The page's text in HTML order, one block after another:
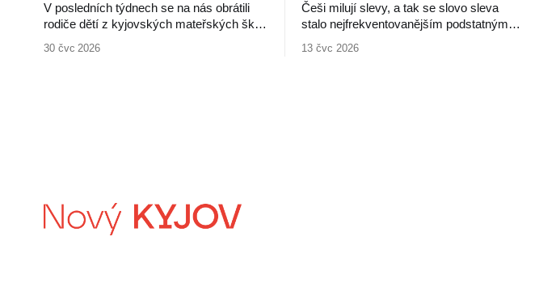
V posledních týdnech se na nás obrátili
rodiče dětí z kyjovských mateřských škol.
údajném záměru města zrušit kuchyně v
30 čvc 2026
Češi milují slevy, a tak se slovo sleva
stalo nejfrekventovanějším podstatným
čehokoliv. V peněženkách pak máme
13 čvc 2026